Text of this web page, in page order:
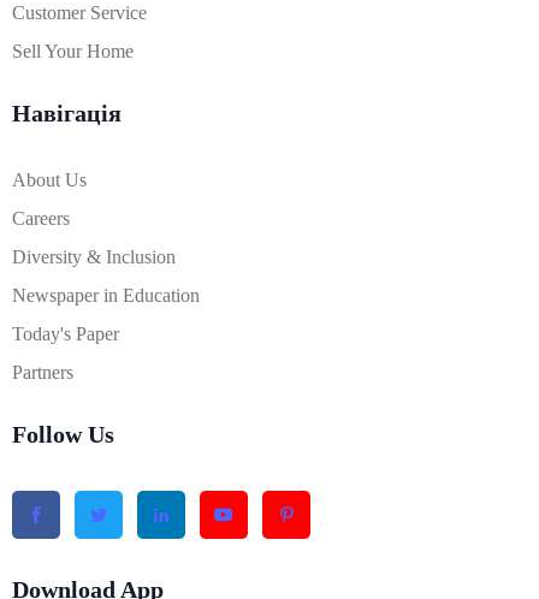
Customer Service
Sell Your Home
Навігація
About Us
Careers
Diversity & Inclusion
Newspaper in Education
Today's Paper
Partners
Follow Us
Download App